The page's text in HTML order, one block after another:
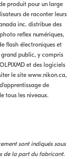
produit pour un large
de raconter leurs
inc. distribue des
reflex numériques,
flash électroniques et
grand public, y compris
et des logiciels
le site www.nikon.ca,
de
tous les niveaux.
sont indiqués sous
de la part du fabricant.